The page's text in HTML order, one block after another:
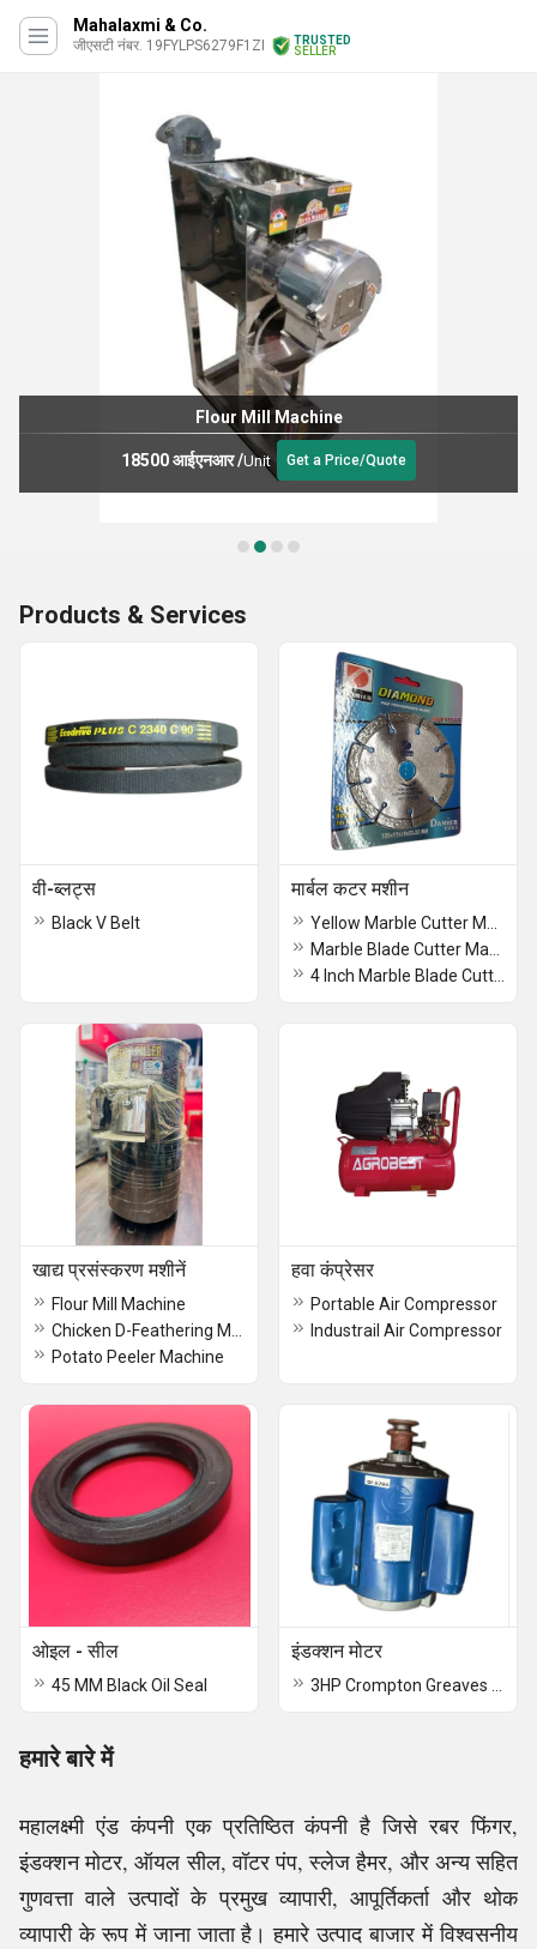
Mahalaxmi & Co.
जीएसटी नंबर. 19FYLPS6279F1ZI
TRUSTED
SELLER
Flour Mill Machine
18500 आईएनआर/Unit Get a Price/Quote
Products & Services
वी-ब्लट्स
Black V Belt
मार्बल कटर मशीन
खाद्य प्रसंस्करण मशीनें
Flour Mill Machine
Potato Peeler Machine
हवा कंप्रेसर
Portable Air Compressor
Industrail Air Compressor
ओइल - सील
45 MM Black Oil Seal
इंडक्शन मोटर
हमारे बारे में
महालक्ष्मी एंड कंपनी एक प्रतिष्ठित कंपनी है जिसे रबर फिंगर,
इंडक्शन मोटर, ऑयल सील, वॉटर पंप, स्लेज हैमर, और अन्य सहित
गुणवत्ता वाले उत्पादों के प्रमुख व्यापारी, आपूर्तिकर्ता और थोक
व्यापारी के रूप में जाना जाता है। हमारे उत्पाद बाजार में विश्वसनीय